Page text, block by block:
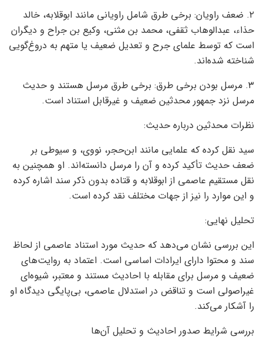
۲. ضعف راویان: برخی طرق شامل راویانی مانند ابوقلابه، خالد
حذاء، عبدالوهاب ثقفی، محمد بن مثنی، وکیع بن جراح و دیگران
است که توسط علمای جرح و تعدیل ضعیف یا متهم به دروغ‌گویی
شناخته شده‌اند.
۳. مرسل بودن برخی طرق: برخی طرق مرسل هستند و حدیث
مرسل نزد جمهور محدثین ضعیف و غیرقابل استناد است.
نظرات محدثین درباره حدیث:
سید نقل کرده که علمایی مانند ابن‌حجر، نووی، و سیوطی بر
ضعف حدیث تأکید کرده و آن را مرسل دانسته‌اند. او همچنین به
نقل مستقیم عاصمی از ابوقلابه و قتاده بدون ذکر سند اشاره کرده
و این موارد را نیز از جهات مختلف نقد کرده است.
تحلیل نهایی:
این بررسی نشان می‌دهد که حدیث مورد استناد عاصمی از لحاظ
سند و محتوا دارای ایرادات اساسی است. اعتماد به روایت‌های
ضعیف و مرسل برای مقابله با احادیث مستند و معتبر، شیوه‌ای
غیراصولی است و تناقض در استدلال عاصمی، بی‌پایگی دیدگاه او
را آشکار می‌کند.
بررسی شرایط صدور احادیث و تحلیل آن‌ها